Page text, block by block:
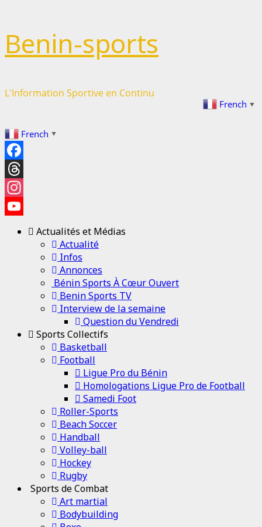
au
contenu
Benin-sports
L'Information Sportive en Continu
French ▼
French ▼
Facebook
Threads
Instagram
YouTube
Channel
Actualités et Médias
Actualité
Infos
Annonces
Bénin Sports À Cœur Ouvert
Benin Sports TV
Interview de la semaine
Question du Vendredi
Sports Collectifs
Basketball
Football
Ligue Pro du Bénin
Homologations Ligue Pro de Football
Samedi Foot
Roller-Sports
Beach Soccer
Handball
Volley-ball
Hockey
Rugby
Sports de Combat
Art martial
Bodybuilding